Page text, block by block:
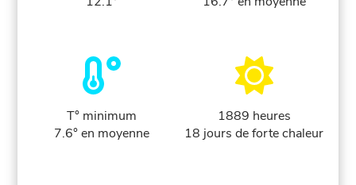
T° minimum
7.6° en moyenne
1889 heures
18 jours de forte chaleur